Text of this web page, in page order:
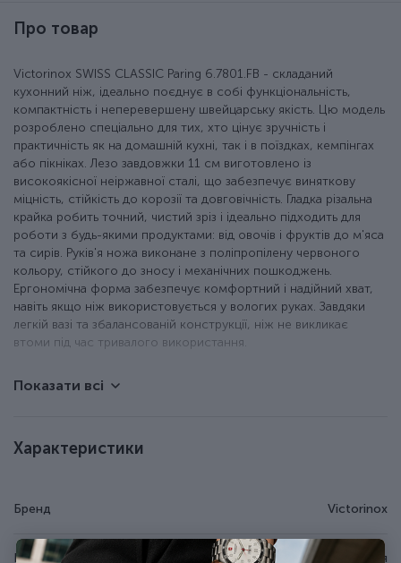
Про товар
Victorinox SWISS CLASSIC Paring 6.7801.FB - складаний
кухонний ніж, ідеально поєднує в собі функціональність,
компактність і неперевершену швейцарську якість. Цю модель
розроблено спеціально для тих, хто цінує зручність і
практичність як на домашній кухні, так і в поїздках, кемпінгах
або пікніках. Лезо завдовжки 11 см виготовлено із
високоякісної неіржавної сталі, що забезпечує виняткову
міцність, стійкість до корозії та довговічність. Гладка різальна
крайка робить точний, чистий зріз і ідеально підходить для
роботи з будь-якими продуктами: від овочів і фруктів до м'яса
та сирів. Руків'я ножа виконане з поліпропілену червоного
кольору, стійкого до зносу і механічних пошкоджень.
Ергономічна форма забезпечує комфортний і надійний хват,
навіть якщо ніж використовується у вологих руках. Завдяки
легкій вазі та збалансованій конструкції, ніж не викликає
втоми під час тривалого використання.
Ніж для чищення та нарізки овочів або фруктів.
Довжина клинка - 11 см.
Показати всі
Характеристики
Бренд Victorinox
Країна походження Швейцарія